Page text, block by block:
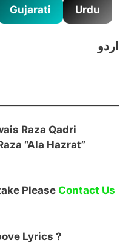
Gujarati Urdu
اردو
Raza Qadri
“Ala Hazrat”
Please Contact Us
Lyrics ?